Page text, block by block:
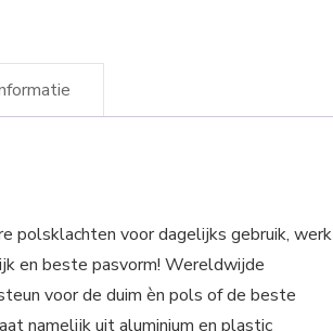
polsklachten voor dagelijks gebruik, werk
en beste pasvorm! Wereldwijde
voor de duim èn pols of de beste
namelijk uit aluminium en plastic